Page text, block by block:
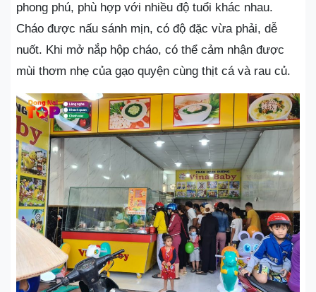
phong phú, phù hợp với nhiều độ tuổi khác nhau.
Cháo được nấu sánh mịn, có độ đặc vừa phải, dễ
nuốt. Khi mở nắp hộp cháo, có thể cảm nhận được
mùi thơm nhẹ của gạo quyện cùng thịt cá và rau củ.